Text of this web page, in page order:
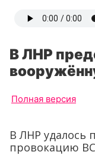
В ЛНР
Полная версия
В ЛНР удалось
провокацию